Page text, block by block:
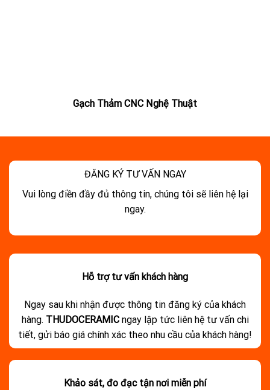
Gạch Thảm CNC Nghệ Thuật
ĐĂNG KÝ TƯ VẤN NGAY
Vui lòng điền đầy đủ thông tin, chúng tôi sẽ liên hệ lại
ngay.
Hỗ trợ tư vấn khách hàng
Ngay sau khi nhận được thông tin đăng ký của khách
hàng. THUDOCERAMIC ngay lập tức liên hệ tư vấn chi
tiết, gửi báo giá chính xác theo nhu cầu của khách hàng!
Khảo sát, đo đạc tận nơi miễn phí